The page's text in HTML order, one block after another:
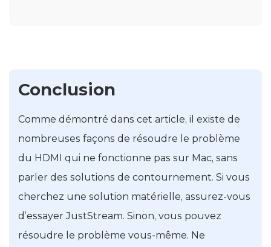
Conclusion
Comme démontré dans cet article, il existe de
nombreuses façons de résoudre le problème
du HDMI qui ne fonctionne pas sur Mac, sans
parler des solutions de contournement. Si vous
cherchez une solution matérielle, assurez-vous
d’essayer JustStream. Sinon, vous pouvez
résoudre le problème vous-même. Ne